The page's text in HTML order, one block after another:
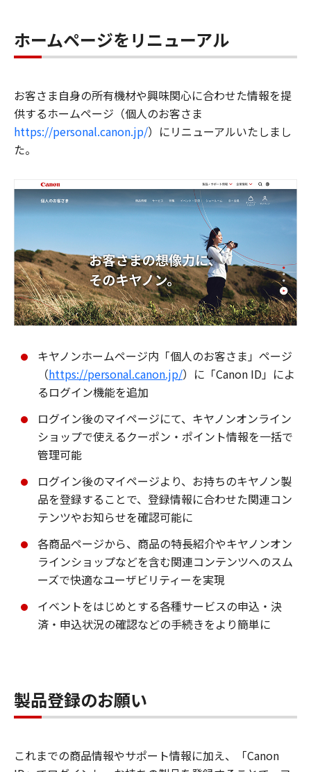
ホームページをリニューアル
お客さま自身の所有機材や興味関心に合わせた情報を提
供するホームページ（個人のお客さま
https://personal.canon.jp/）にリニューアルいたしまし
た。
キヤノンホームページ内「個人のお客さま」ページ
（https://personal.canon.jp/）に「Canon ID」によ
るログイン機能を追加
ログイン後のマイページにて、キヤノンオンライン
ショップで使えるクーポン・ポイント情報を一括で
管理可能
ログイン後のマイページより、お持ちのキヤノン製
品を登録することで、登録情報に合わせた関連コン
テンツやお知らせを確認可能に
各商品ページから、商品の特長紹介やキヤノンオン
ラインショップなどを含む関連コンテンツへのスム
ーズで快適なユーザビリティーを実現
イベントをはじめとする各種サービスの申込・決
済・申込状況の確認などの手続きをより簡単に
製品登録のお願い
これまでの商品情報やサポート情報に加え、「Canon